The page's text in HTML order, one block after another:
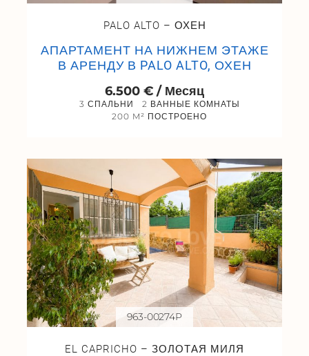
PALO ALTO – ОХЕН
АПАРТАМЕНТ НА НИЖНЕМ ЭТАЖЕ
В АРЕНДУ В PALO ALTO, ОХЕН
6.500 € / Месяц
3 СПАЛЬНИ
2 ВАННЫЕ КОМНАТЫ
200 M² ПОСТРОЕНО
EL CAPRICHO – ЗОЛОТАЯ МИЛЯ
963-00274P